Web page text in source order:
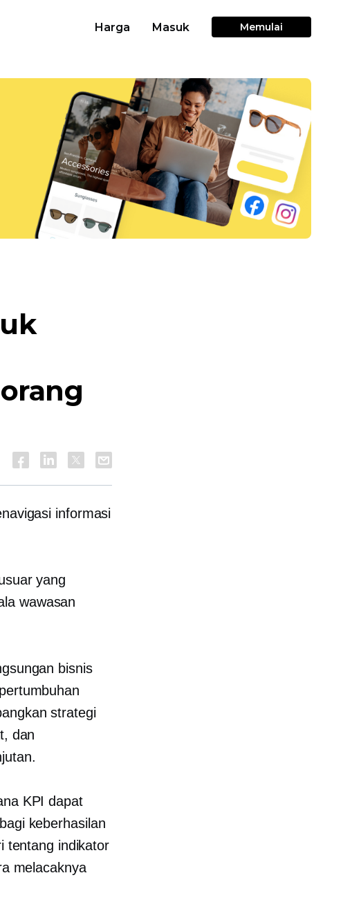
Harga Masuk Memulai
informasi
yang
wawasan
bisnis
strategi
dan
KPI dapat
keberhasilan
tentang indikator
melacaknya